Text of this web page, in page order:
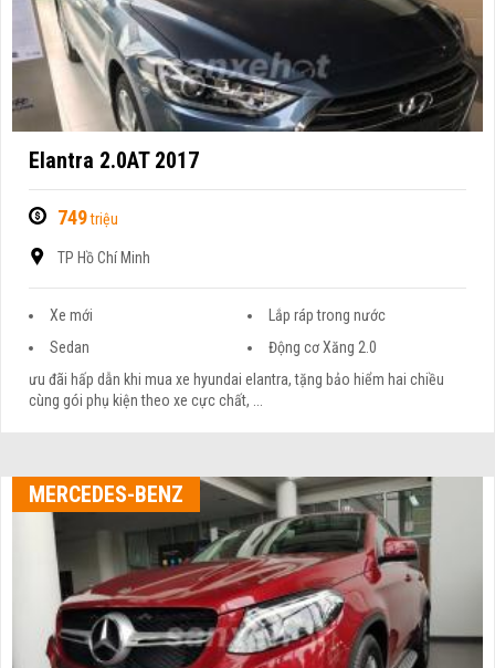
Elantra 2.0AT 2017
749triệu
TP Hồ Chí Minh
Xe mới
Lắp ráp trong nước
Sedan
Động cơ Xăng 2.0
ưu đãi hấp dẫn khi mua xe hyundai elantra, tặng bảo hiểm hai chiều
cùng gói phụ kiện theo xe cực chất, ...
MERCEDES-BENZ